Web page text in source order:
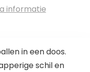
informatie
in een doos.
schil en